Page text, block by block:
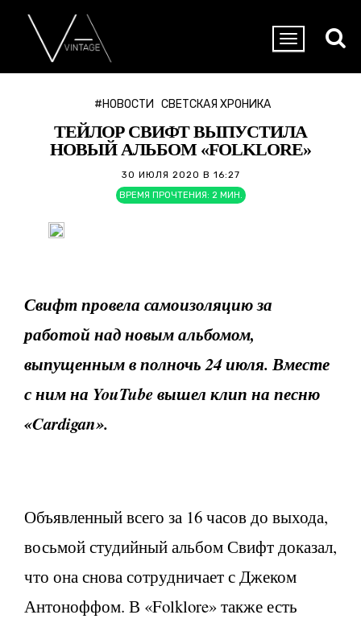
#НОВОСТИ СВЕТСКАЯ ХРОНИКА
ТЕЙЛОР СВИФТ ВЫПУСТИЛА
НОВЫЙ АЛЬБОМ «FOLKLORE»
30 ИЮЛЯ 2020 В 16:27
ВРЕМЯ ПРОЧТЕНИЯ: 2 МИН.
Свифт провела самоизоляцию за
работой над новым альбомом,
выпущенным в полночь 24 июля. Вместе
с ним на YouTube вышел клип на песню
«Cardigan».
Объявленный всего за 16 часов до выхода,
восьмой студийный альбом Свифт доказал,
что она снова сотрудничает с Джеком
Антоноффом. В «Folklore» также есть